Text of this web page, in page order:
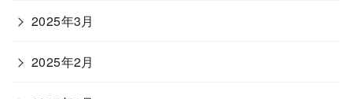
2025年3月
2025年2月